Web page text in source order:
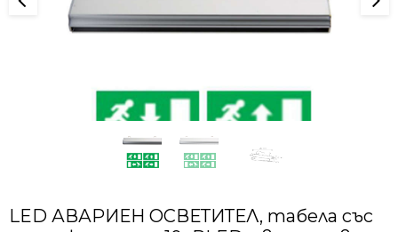
LED АВАРИЕН ОСВЕТИТЕЛ, табела със